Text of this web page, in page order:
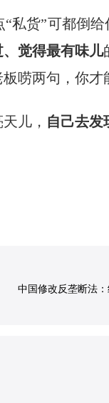
私货”可都倒
觉得最有味儿
唠两句，你才
儿， 自己去发
中国修改反垄断法